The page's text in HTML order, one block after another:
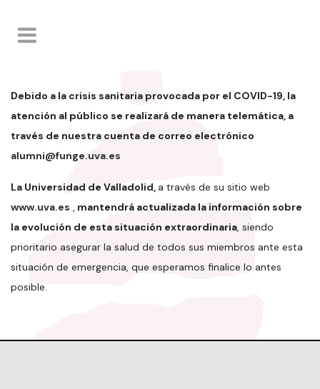
Debido a la crisis sanitaria provocada por el COVID-19, la
atención al público se realizará de manera telemática, a
través de nuestra cuenta de correo electrónico
alumni@funge.uva.es
La Universidad de Valladolid, a través de su sitio web
www.uva.es , mantendrá actualizada la información sobre
la evolución de esta situación extraordinaria, siendo
prioritario asegurar la salud de todos sus miembros ante esta
situación de emergencia, que esperamos finalice lo antes
posible.